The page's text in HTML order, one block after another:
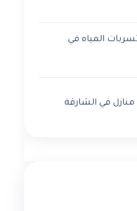
المياه في
في الشارقة